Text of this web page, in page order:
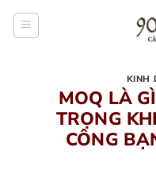
KINH
MOQ LÀ
TRỌNG
CÔNG